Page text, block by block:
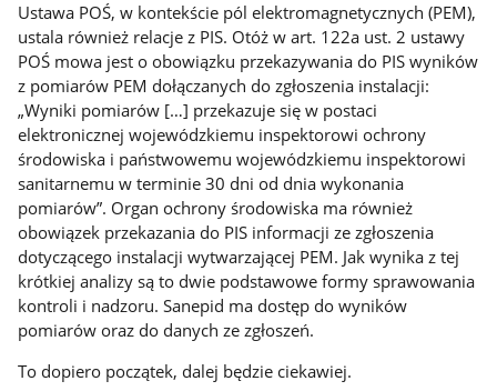
Ustawa POŚ, w kontekście pól elektromagnetycznych (PEM),
ustala również relacje z PIS. Otóż w art. 122a ust. 2 ustawy
POŚ mowa jest o obowiązku przekazywania do PIS wyników
z pomiarów PEM dołączanych do zgłoszenia instalacji:
„Wyniki pomiarów […] przekazuje się w postaci
elektronicznej wojewódzkiemu inspektorowi ochrony
środowiska i państwowemu wojewódzkiemu inspektorowi
sanitarnemu w terminie 30 dni od dnia wykonania
pomiarów”. Organ ochrony środowiska ma również
obowiązek przekazania do PIS informacji ze zgłoszenia
dotyczącego instalacji wytwarzającej PEM. Jak wynika z tej
krótkiej analizy są to dwie podstawowe formy sprawowania
kontroli i nadzoru. Sanepid ma dostęp do wyników
pomiarów oraz do danych ze zgłoszeń.
To dopiero początek, dalej będzie ciekawiej.